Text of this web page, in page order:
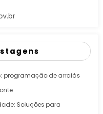
programação de arraiás
Soluções para